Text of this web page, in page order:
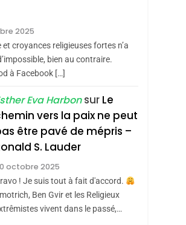
Meurtrière Selon Le
Rapport D’ADL
Contre
L’antisémitisme
FRANCE ISRAÉL
FIÈRE, DIGNE ET
RÉSILIENTE :
POURQUOI JE
REVENDIQUE MA
JUDAÏTE Par Thérèse
Zrihen-Dvir
ISRAÉL JUDAISME
CE QUI NOUS
MANQUE – Jacques
Hadida
JUDAISME
Maroc : Les Amandes
2025
et croyances religieuses fortes n’a
bien au contraire.
à Facebook […]
Eva Harbonsur Le
vers la paix ne peut
être pavé de mépris –
S. Lauder
octobre 2025
! Je suis tout à fait d'accord.
Ben Gvir et les Religieux
vivent dans le passé,…